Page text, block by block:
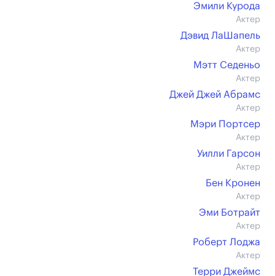
Эмили Курода
Актер
Дэвид ЛаШапель
Актер
Мэтт Седеньо
Актер
Джей Джей Абрамс
Актер
Мэри Портсер
Актер
Уилли Гарсон
Актер
Бен Кронен
Актер
Эми Ботрайт
Актер
Роберт Лоджа
Актер
Терри Джеймс